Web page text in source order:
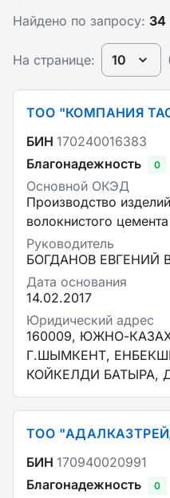
Найдено по запросу: 34
На странице: 10
ТОО "КОМПАНИЯ
БИН 170240016383
Благонадежность
0
Основной ОКЭД
Производство
волокнистого цемента
Руководитель
БОГДАНОВ ЕВГЕНИЙ
Дата основания
14.02.2017
Юридический адрес
160009, ЮЖНО-
Г.ШЫМКЕНТ,
КОЙКЕЛДИ БАТЫРА,
ТОО
БИН 170940020991
Благонадежность
0